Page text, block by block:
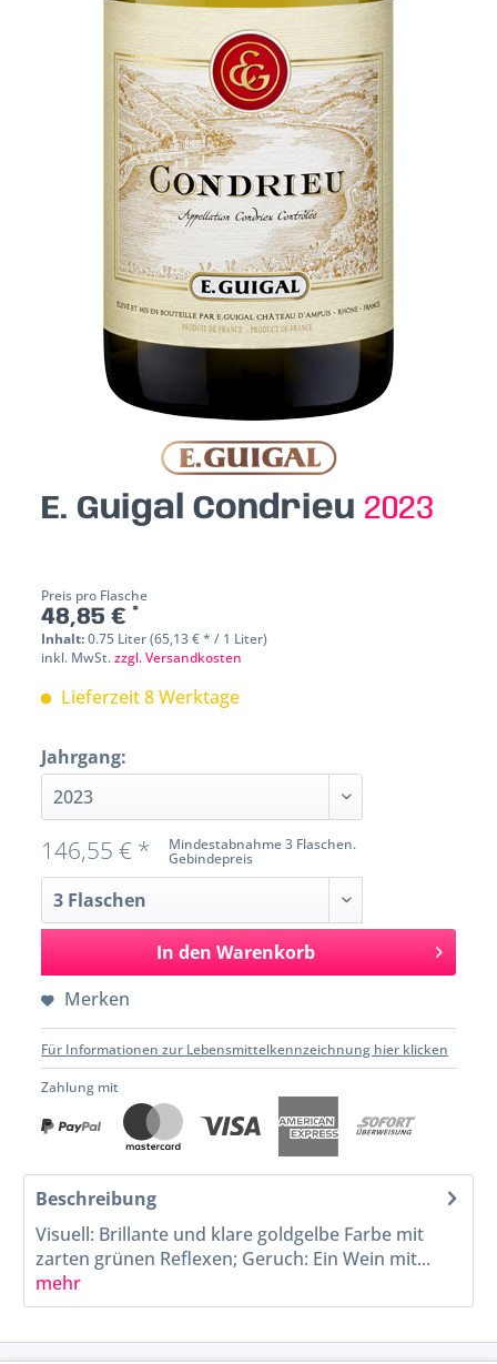
E. Guigal Condrieu 2023
Preis pro Flasche
48,85 € *
Inhalt:0.75 Liter (65,13 € * / 1 Liter)
inkl. MwSt.zzgl. Versandkosten
Lieferzeit 8 Werktage
Jahrgang:
Mindestabnahme 3 Flaschen.
Gebindepreis
146,55 € *
In den Warenkorb
Merken
Für Informationen zur Lebensmittelkennzeichnung hier klicken
Zahlung mit
Beschreibung
Visuell: Brillante und klare goldgelbe Farbe mit
zarten grünen Reflexen; Geruch: Ein Wein mit...
mehr